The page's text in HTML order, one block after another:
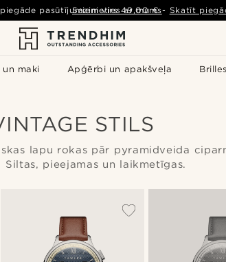
un maki Apģērbi un apakšveļa Brilles
piegāde pasūtījumiem virs49,00 € - Skatīt
Sazinieties ar mums
STILS
lapu rokas pār pyramidveida
Siltas, pieejamas un laikmetīgas.